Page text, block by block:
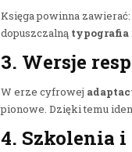
Księga powinna
dopuszczalną typografia
3. Wersje
W erze cyfrowej
pionowe. Dzięki temu
4. Szkolenia